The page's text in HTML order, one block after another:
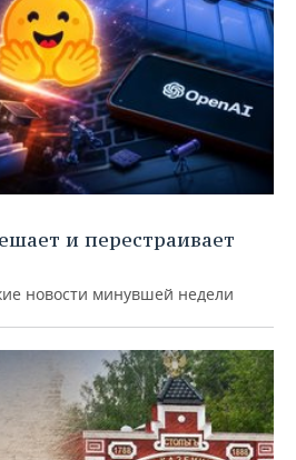
и перестраивает
новости минувшей недели